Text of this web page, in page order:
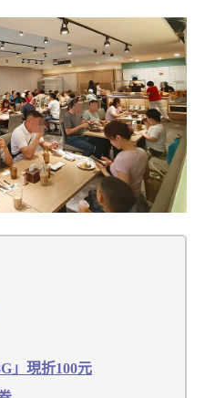
」現折100元